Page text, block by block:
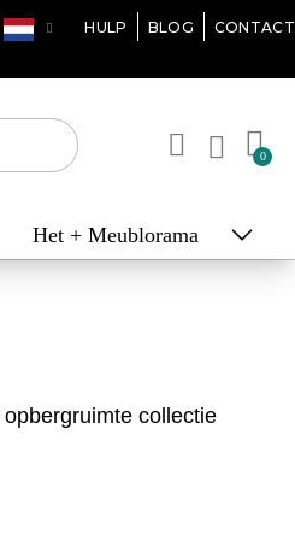
HULP BLOG CONTACT
Het + Meublorama
collectie